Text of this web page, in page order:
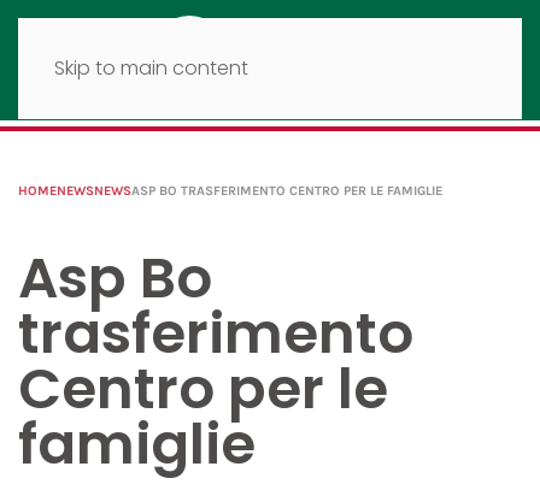
Skip to main content
HOMENEWSNEWSASP BO TRASFERIMENTO CENTRO PER LE FAMIGLIE
Asp Bo
trasferimento
Centro per le
famiglie